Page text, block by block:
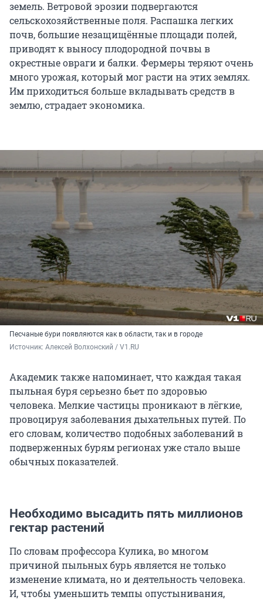
земель. Ветровой эрозии подвергаются
сельскохозяйственные поля. Распашка легких
почв, большие незащищённые площади полей,
приводят к выносу плодородной почвы в
окрестные овраги и балки. Фермеры теряют очень
много урожая, который мог расти на этих землях.
Им приходиться больше вкладывать средств в
землю, страдает экономика.
Песчаные бури появляются как в области, так и в городе
Источник: Алексей Волхонский / V1.RU
Академик также напоминает, что каждая такая
пыльная буря серьезно бьет по здоровью
человека. Мелкие частицы проникают в лёгкие,
провоцируя заболевания дыхательных путей. По
его словам, количество подобных заболеваний в
подверженных бурям регионах уже стало выше
обычных показателей.
Необходимо высадить пять миллионов
гектар растений
По словам профессора Кулика, во многом
причиной пыльных бурь является не только
изменение климата, но и деятельность человека.
И, чтобы уменьшить темпы опустынивания,